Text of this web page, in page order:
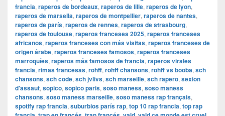
francia, raperos de bordeaux, raperos de lille, raperos de lyon,
raperos de marsella, raperos de montpellier, raperos de nantes,
raperos de parís, raperos de rennes, raperos de strasbourg,
raperos de toulouse, raperos franceses 2025, raperos franceses
africanos, raperos franceses con más visitas, raperos franceses de
origen árabe, raperos franceses famosos, raperos franceses
marroquíes, raperos más famosos de francia, raperos virales
francia, rimas francesas, rohff, rohff chansons, rohff vs booba, sch
chansons, sch code, sch jvlivs, sch marseille, sch rapero, sexion
d'assaut, sopico, sopico paris, soso maness, soso maness
chansons, soso maness marseille, soso maness rap français,
spotify rap francia, suburbios parís rap, top 10 rap francia, top rap